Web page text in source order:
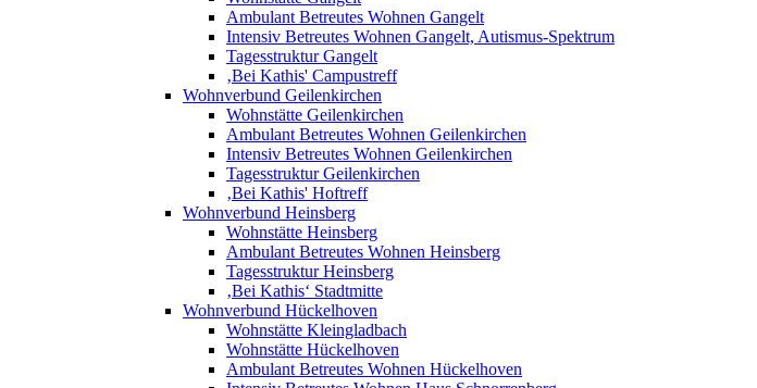
Ambulant Betreutes Wohnen Gangelt
Intensiv Betreutes Wohnen Gangelt, Autismus-Spektrum
Tagesstruktur Gangelt
‚Bei Kathis' Campustreff
Wohnverbund Geilenkirchen
Wohnstätte Geilenkirchen
Ambulant Betreutes Wohnen Geilenkirchen
Intensiv Betreutes Wohnen Geilenkirchen
Tagesstruktur Geilenkirchen
‚Bei Kathis' Hoftreff
Wohnverbund Heinsberg
Wohnstätte Heinsberg
Ambulant Betreutes Wohnen Heinsberg
Tagesstruktur Heinsberg
‚Bei Kathis‘ Stadtmitte
Wohnverbund Hückelhoven
Wohnstätte Kleingladbach
Wohnstätte Hückelhoven
Ambulant Betreutes Wohnen Hückelhoven